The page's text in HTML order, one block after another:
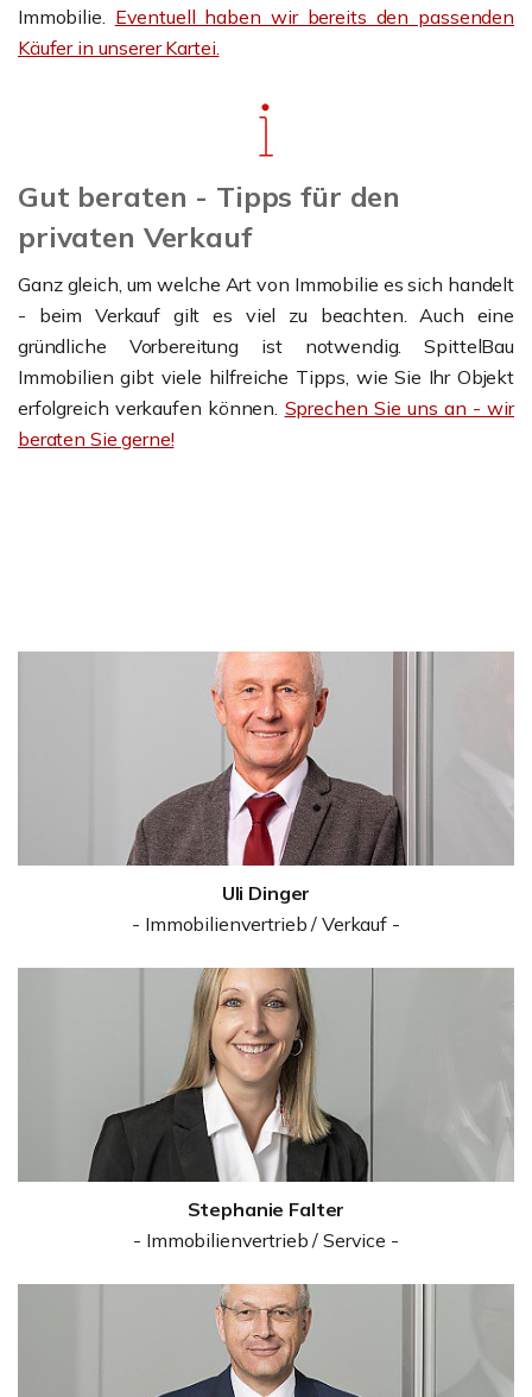
Immobilie. Eventuell haben wir bereits den passenden
Käufer in unserer Kartei.
Gut beraten - Tipps für den
privaten Verkauf
Ganz gleich, um welche Art von Immobilie es sich handelt
- beim Verkauf gilt es viel zu beachten. Auch eine
gründliche Vorbereitung ist notwendig. SpittelBau
Immobilien gibt viele hilfreiche Tipps, wie Sie Ihr Objekt
erfolgreich verkaufen können. Sprechen Sie uns an - wir
beraten Sie gerne!
Uli Dinger
- Immobilienvertrieb / Verkauf -
Stephanie Falter
- Immobilienvertrieb / Service -